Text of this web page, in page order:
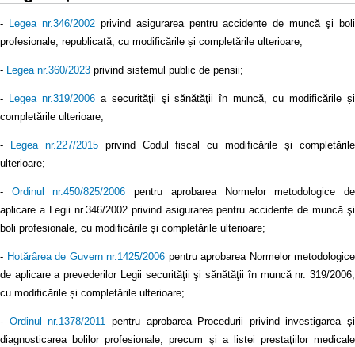
- Legea nr.346/2002privind asigurarea pentru accidente de muncă şi boli
profesionale, republicată, cu modificările și completările ulterioare;
- Legea nr.360/2023 privind sistemul public de pensii;
- Legea nr.319/2006a securităţii şi sănătăţii în muncă, cu modificările și
completările ulterioare;
- Legea nr.227/2015privind Codul fiscal cu modificările și completările
ulterioare;
- Ordinul nr.450/825/2006 pentru aprobarea Normelor metodologice de
aplicare a Legii nr.346/2002 privind asigurarea pentru accidente de muncă şi
boli profesionale, cu modificările și completările ulterioare;
- Hotărârea de Guvern nr.1425/2006 pentru aprobarea Normelor metodologice
de aplicare a prevederilor Legii securităţii şi sănătăţii în muncă nr. 319/2006,
cu modificările și completările ulterioare;
- Ordinul nr.1378/2011
pentru aprobarea Procedurii privind investigarea şi
diagnosticarea bolilor profesionale, precum şi a listei prestaţiilor medicale